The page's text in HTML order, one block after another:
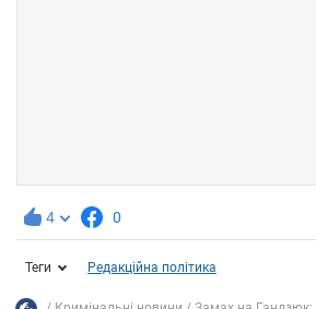
4 0
Теги Редакційна політика